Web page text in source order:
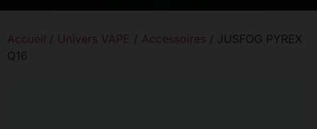
Accueil / Univers VAPE / Accessoires / JUSFOG PYREX
Q16